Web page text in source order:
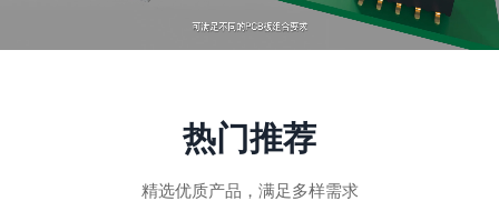
热门推荐
精选优质产品，满足多样需求